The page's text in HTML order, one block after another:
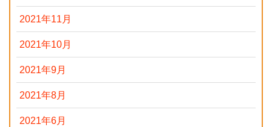
2021年11月
2021年10月
2021年9月
2021年8月
2021年6月